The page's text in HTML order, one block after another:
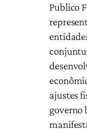
Publico
ajustes
governo